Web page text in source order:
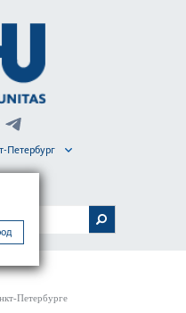
Петербург
Петербурге